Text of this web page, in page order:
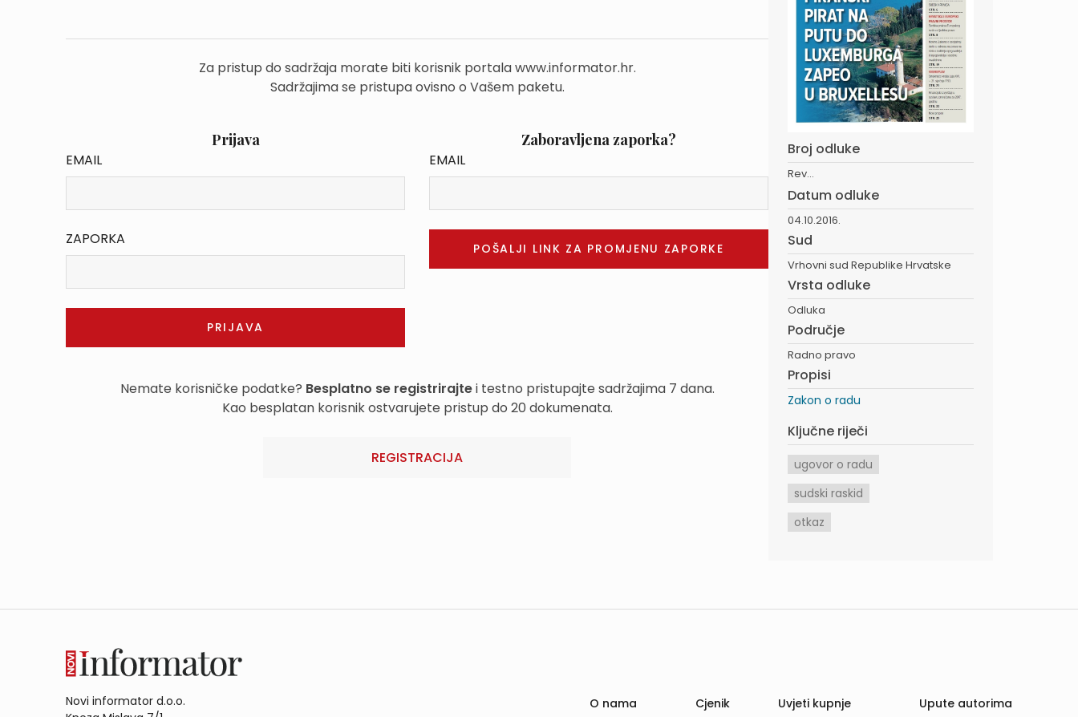
Za pristup do sadržaja morate biti korisnik portala www.informator.hr.
Sadržajima se pristupa ovisno o Vašem paketu.
Prijava
EMAIL
ZAPORKA
Zaboravljena zaporka?
EMAIL
Nemate korisničke podatke? Besplatno se registrirajtei testno pristupajte sadržajima 7 dana.
Kao besplatan korisnik ostvarujete pristup do 20 dokumenata.
REGISTRACIJA
Broj odluke
Rev...
Datum odluke
04.10.2016.
Sud
Vrhovni sud Republike Hrvatske
Vrsta odluke
Odluka
Područje
Radno pravo
Propisi
Zakon o radu
Ključne riječi
ugovor o radu
sudski raskid
otkaz
Novi informator d.o.o.
O nama Cjenik Uvjeti kupnje Upute autorima